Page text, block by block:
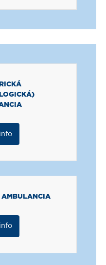
AMBULANCIA